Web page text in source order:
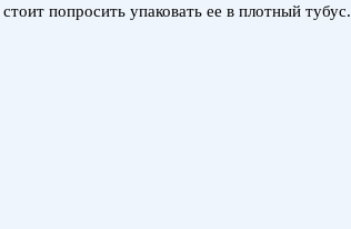
попросить упаковать ее в плотный тубус.